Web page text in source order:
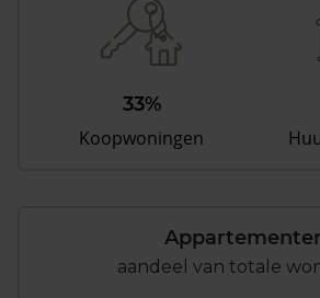
33%
Koopwoningen
aandeel van totale